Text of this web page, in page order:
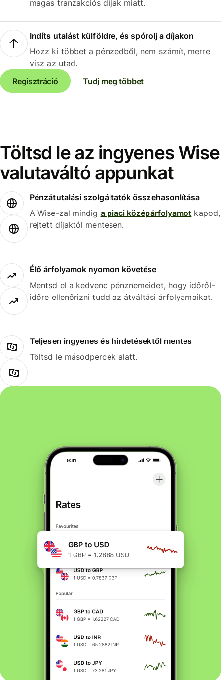
magas tranzakciós díjak miatt.
Indíts utalást külföldre, és spórolj a díjakon
Hozz ki többet a pénzedből, nem számít, merre
visz az utad.
Regisztráció
Tudj meg többet
Töltsd le az ingyenes Wise
valutaváltó appunkat
Pénzátutalási szolgáltatók összehasonlítása
A Wise-zal mindig a piaci középárfolyamot kapod,
rejtett díjaktól mentesen.
Élő árfolyamok nyomon követése
Mentsd el a kedvenc pénznemeidet, hogy időről-
időre ellenőrizni tudd az átváltási árfolyamaikat.
Teljesen ingyenes és hirdetésektől mentes
Töltsd le másodpercek alatt.